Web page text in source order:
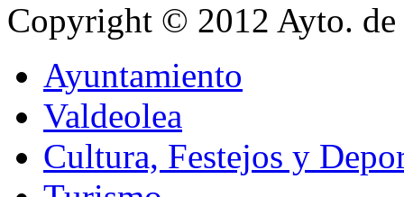
Copyright © 2012 Ayto.
Ayuntamiento
Valdeolea
Cultura, Festejos y